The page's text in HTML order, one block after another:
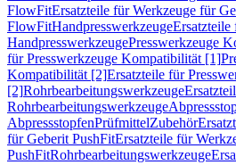
FlowFitErsatzteile für Werkzeuge für
FlowFitHandpresswerkzeugeErsatzteile
HandpresswerkzeugePresswerkzeuge
für Presswerkzeuge Kompatibilität [1]
Kompatibilität [2]Ersatzteile für
[2]Rohrbearbeitungswerkzeuge
Rohrbearbeitungswerkzeuge
AbpressstopfenPrüfmittelZubehör
für Geberit PushFitErsatzteile für
PushFitRohrbearbeitungswerkzeuge